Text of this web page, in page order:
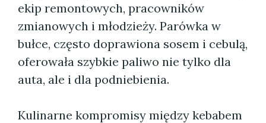
ekip remontowych, pracowników
zmianowych i młodzieży. Parówka w
bułce, często doprawiona sosem i cebulą,
oferowała szybkie paliwo nie tylko dla
auta, ale i dla podniebienia.
Kulinarne kompromisy między kebabem